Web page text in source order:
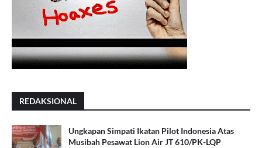
REDAKSIONAL
Ungkapan Simpati Ikatan Pilot Indonesia Atas
Musibah Pesawat Lion Air JT 610/PK-LQP